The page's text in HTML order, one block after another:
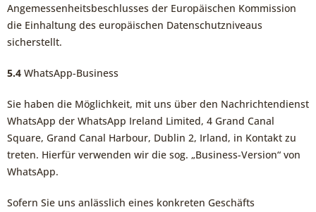
Angemessenheitsbeschlusses der Europäischen Kommission
die Einhaltung des europäischen Datenschutzniveaus
sicherstellt.
5.4 WhatsApp-Business
Sie haben die Möglichkeit, mit uns über den Nachrichtendienst
WhatsApp der WhatsApp Ireland Limited, 4 Grand Canal
Square, Grand Canal Harbour, Dublin 2, Irland, in Kontakt zu
treten. Hierfür verwenden wir die sog. „Business-Version“ von
WhatsApp.
Sofern Sie uns anlässlich eines konkreten Geschäfts